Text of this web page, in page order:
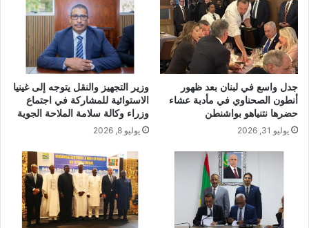
جدل واسع في لبنان بعد ظهور
أنطون الصحناوي في مأدبة عشاء
حضرها نتنياهو بواشنطن
يوليو 31, 2026
وزير التجهيز والنقل يتوجه إلى غينيا
الاستوائية للمشاركة في اجتماع
وزراء وكالة سلامة الملاحة الجوية
يوليو 8, 2026